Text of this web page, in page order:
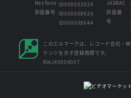
ID000003024
ID000008626
ID000008644
このエルマークは、レコード会社・
テンツを示す登録商標です。
RIAJ40004007